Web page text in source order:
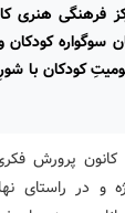
فرهنگی هنری
سوگواره
کودکان با شورِ
پرورش
و در راستای